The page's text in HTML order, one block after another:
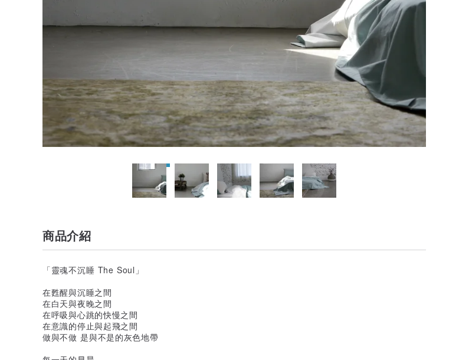
商品介紹
「靈魂不沉睡 The Soul」
在甦醒與沉睡之間
在白天與夜晚之間
在呼吸與心跳的快慢之間
在意識的停止與起飛之間
做與不做 是與不是的灰色地帶